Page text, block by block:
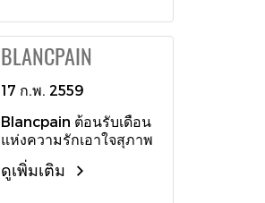
ประเทศทั่วโลกและในปี
ประเทศเกาหลีใต้
เคลื่อนด้วยกลไกจักรกล
ไขลานด้วยมือ คาลิเบอร์
1400 รูปทรงโค้งกลมมน
พรมแห่งอัญมณีล้ำค่า
608 เม็ด ขณะที่เพชร
เจียระไนกลมหนึ่งเม็ด
หนัก 0.06 กะรัต ประดับ
โดดเด่นบนยอดเม็ดมะยม
ไขลานเซาะร่อง ร้อย
เฉพาะ คอลเลคชั่นพิเศษนี้
มาพร้อมความโดดเด่น
ด้วยโทนสีแดงที่ขอบหน้า
ปัด เปล่งประกายความ
โลกด้วยสัญลักษณ์ตัว G
ไขว้บนหน้าปัดสีเงิน
พร้อมโลโก้ของแบรนด์ที่
ตำแหน่ง 12 นาฬิกา
BLANCPAIN
17 ก.พ. 2559
Blancpain ต้อนรับเดือน
แห่งความรักเอาใจสุภาพ
สตรี ด้วยเรือนเวลา
ทองคำขาวสุดหรู รุ่น The
ดูเพิ่มเติม